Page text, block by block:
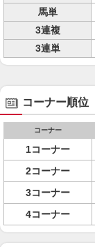
馬単
3連複
3連単
コーナー順位
コーナー
1コーナー
2コーナー
3コーナー
4コーナー